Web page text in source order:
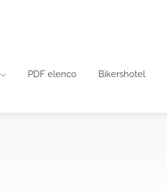
PDF elenco Bikershotel